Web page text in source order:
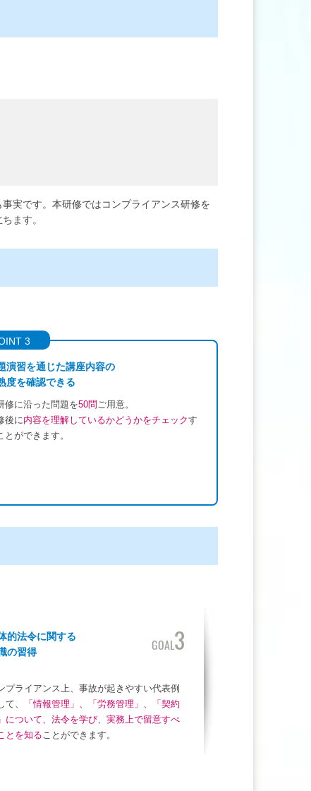
事実です。本研修ではコンプライアンス研修を
ます。
3
演習を通じた講座内容の
度を確認できる
修に沿った問題を50問ご用意。
後に内容を理解しているかどうかをチェックす
とができます。
GOAL3
的法令に関する
の習得
プライアンス上、事故が起きやすい代表例
て、
「情報管理」、「労務管理」、「契約
について、法令を学び、実務上で留意すべ
とを知ることができます。